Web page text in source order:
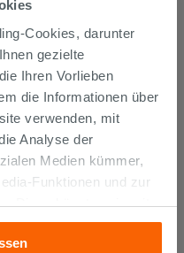
Cookies, darunter
gezielte
Ihren Vorlieben
die Informationen über
verwenden, mit
Analyse der
Medien kümmer,
Funktionen und zur
Diese könnten sie mit
geliefert haben oder
ihrer Dienste